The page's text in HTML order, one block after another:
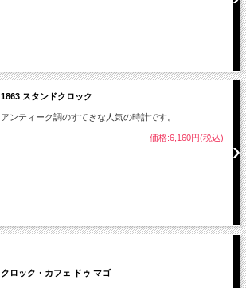
1863 スタンドクロック
アンティーク調のすてきな人気の時計です。
価格:6,160円(税込)
クロック・カフェ ドゥ マゴ